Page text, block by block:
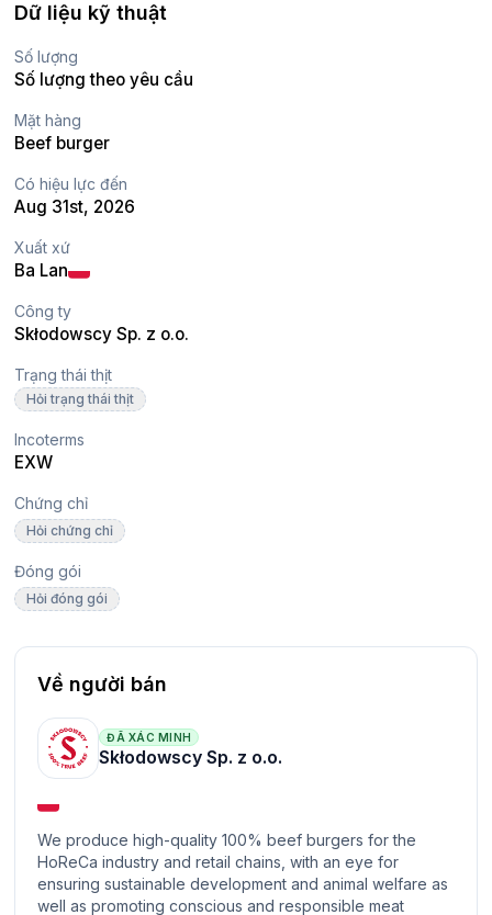
Dữ liệu kỹ thuật
Số lượng
Số lượng theo yêu cầu
Mặt hàng
Beef burger
Có hiệu lực đến
Aug 31st, 2026
Xuất xứ
Ba Lan
Công ty
Skłodowscy Sp. z o.o.
Trạng thái thịt
Hỏi trạng thái thịt
Incoterms
EXW
Chứng chỉ
Hỏi chứng chỉ
Đóng gói
Hỏi đóng gói
Về người bán
ĐÃ XÁC MINH
Skłodowscy Sp. z o.o.
We produce high-quality 100% beef burgers for the
HoReCa industry and retail chains, with an eye for
ensuring sustainable development and animal welfare as
well as promoting conscious and responsible meat